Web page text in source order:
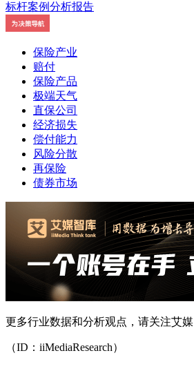
保险产业
赔付
保险产品
极端天气
直保公司
经济损失
偿付能力
风险分散
再保险
债券市场
更多行业数据和分析观点，请关注艾
（ID：iiMediaResearch）